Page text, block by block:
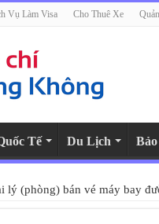
Vụ Làm Visa Cho Thuê Xe
Tế Du Lịch
lý (phòng) bán vé máy bay